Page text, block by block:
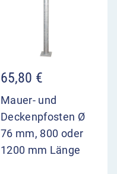
65,80 €
Mauer- und
Deckenpfosten Ø
76 mm, 800 oder
1200 mm Länge